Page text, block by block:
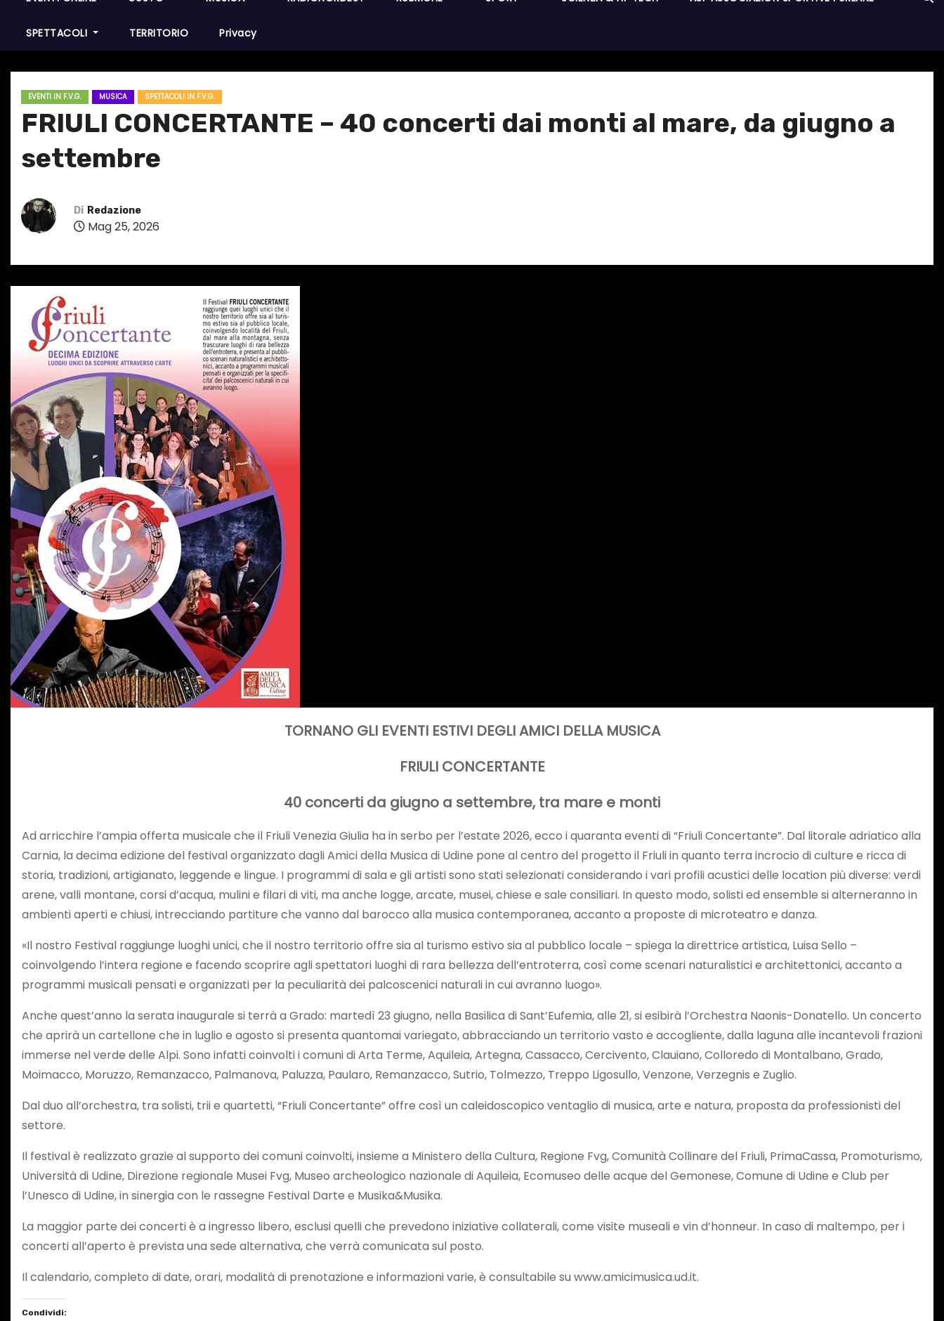
SPETTACOLI TERRITORIO Privacy
EVENTI IN F.V.G. MUSICA SPETTACOLI IN F.V.G.
FRIULI CONCERTANTE – 40 concerti dai monti al mare, da giugno a
settembre
Di Redazione
Mag 25, 2026
TORNANO GLI EVENTI ESTIVI DEGLI AMICI DELLA MUSICA
FRIULI CONCERTANTE
40 concerti da giugno a settembre, tra mare e monti
Ad arricchire l’ampia offerta musicale che il Friuli Venezia Giulia ha in serbo per l’estate 2026, ecco i quaranta eventi di “Friuli Concertante”. Dal litorale adriatico alla
Carnia, la decima edizione del festival organizzato dagli Amici della Musica di Udine pone al centro del progetto il Friuli in quanto terra incrocio di culture e ricca di
storia, tradizioni, artigianato, leggende e lingue. I programmi di sala e gli artisti sono stati selezionati considerando i vari profili acustici delle location più diverse: verdi
arene, valli montane, corsi d’acqua, mulini e filari di viti, ma anche logge, arcate, musei, chiese e sale consiliari. In questo modo, solisti ed ensemble si alterneranno in
ambienti aperti e chiusi, intrecciando partiture che vanno dal barocco alla musica contemporanea, accanto a proposte di microteatro e danza.
«Il nostro Festival raggiunge luoghi unici, che il nostro territorio offre sia al turismo estivo sia al pubblico locale – spiega la direttrice artistica, Luisa Sello –
coinvolgendo l’intera regione e facendo scoprire agli spettatori luoghi di rara bellezza dell’entroterra, così come scenari naturalistici e architettonici, accanto a
programmi musicali pensati e organizzati per la peculiarità dei palcoscenici naturali in cui avranno luogo».
Anche quest’anno la serata inaugurale si terrà a Grado: martedì 23 giugno, nella Basilica di Sant’Eufemia, alle 21, si esibirà l’Orchestra Naonis-Donatello. Un concerto
che aprirà un cartellone che in luglio e agosto si presenta quantomai variegato, abbracciando un territorio vasto e accogliente, dalla laguna alle incantevoli frazioni
immerse nel verde delle Alpi. Sono infatti coinvolti i comuni di Arta Terme, Aquileia, Artegna, Cassacco, Cercivento, Clauiano, Colloredo di Montalbano, Grado,
Moimacco, Moruzzo, Remanzacco, Palmanova, Paluzza, Paularo, Remanzacco, Sutrio, Tolmezzo, Treppo Ligosullo, Venzone, Verzegnis e Zuglio.
Dal duo all’orchestra, tra solisti, trii e quartetti, “Friuli Concertante” offre così un caleidoscopico ventaglio di musica, arte e natura, proposta da professionisti del
settore.
Il festival è realizzato grazie al supporto dei comuni coinvolti, insieme a Ministero della Cultura, Regione Fvg, Comunità Collinare del Friuli, PrimaCassa, Promoturismo,
Università di Udine, Direzione regionale Musei Fvg, Museo archeologico nazionale di Aquileia, Ecomuseo delle acque del Gemonese, Comune di Udine e Club per
l’Unesco di Udine, in sinergia con le rassegne Festival Darte e Musika&Musika.
La maggior parte dei concerti è a ingresso libero, esclusi quelli che prevedono iniziative collaterali, come visite museali e vin d’honneur. In caso di maltempo, per i
concerti all’aperto è prevista una sede alternativa, che verrà comunicata sul posto.
Il calendario, completo di date, orari, modalità di prenotazione e informazioni varie, è consultabile su www.amicimusica.ud.it.
Condividi: